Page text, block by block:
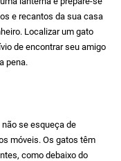
e recantos da sua casa
Localizar um gato
de encontrar seu amigo
pena.
se esqueça de
móveis. Os gatos têm
como debaixo do